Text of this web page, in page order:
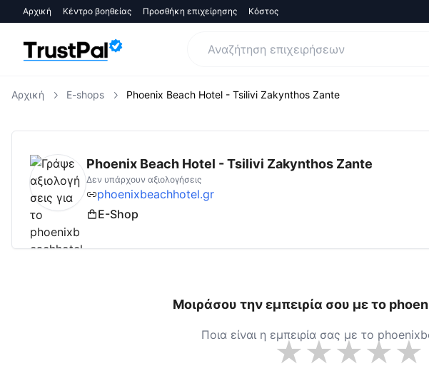
Αρχική Κέντρο βοηθείας Προσθήκη επιχείρησης Κόστος
Αρχική E-shops Phoenix Beach Hotel - Tsilivi Zakynthos Zante
phoenixbeachhotel.grΑξιολογήσεις | Δες Αξιολογήσεις και
Phoenix Beach Hotel - Tsilivi Zakynthos Zante
Δεν υπάρχουν αξιολογήσεις
phoenixbeachhotel.gr
E-Shop
Μοιράσου την εμπειρία σου με το
Ποια είναι η εμπειρία σας με το
★★★★★